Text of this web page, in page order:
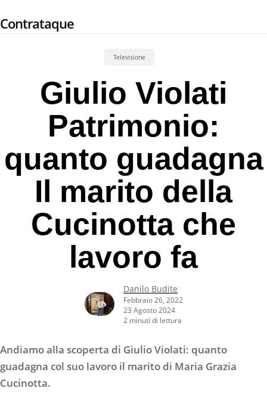
to
Contrataque
Televisione
Giulio Violati
Patrimonio:
quanto guadagna
Il marito della
Cucinotta che
lavoro fa
Danilo Budite
Febbraio 26, 2022
23 Agosto 2024
2 minuti di lettura
Andiamo alla scoperta di Giulio Violati: quanto
guadagna col suo lavoro il marito di Maria Grazia
Cucinotta.